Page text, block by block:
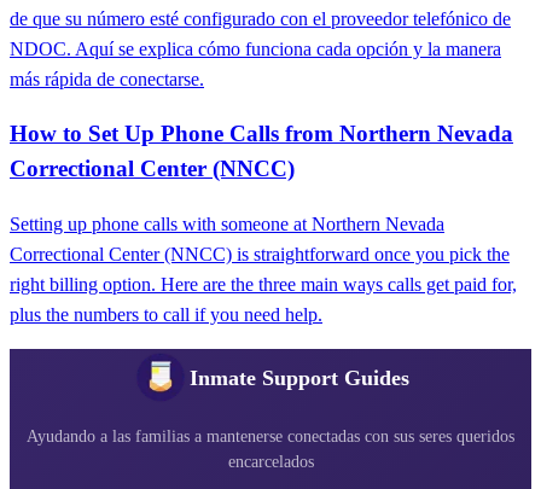
de que su número esté configurado con el proveedor telefónico de
NDOC. Aquí se explica cómo funciona cada opción y la manera
más rápida de conectarse.
How to Set Up Phone Calls from Northern Nevada
Correctional Center (NNCC)
Setting up phone calls with someone at Northern Nevada
Correctional Center (NNCC) is straightforward once you pick the
right billing option. Here are the three main ways calls get paid for,
plus the numbers to call if you need help.
Inmate Support Guides
Ayudando a las familias a mantenerse conectadas con sus seres queridos
encarcelados